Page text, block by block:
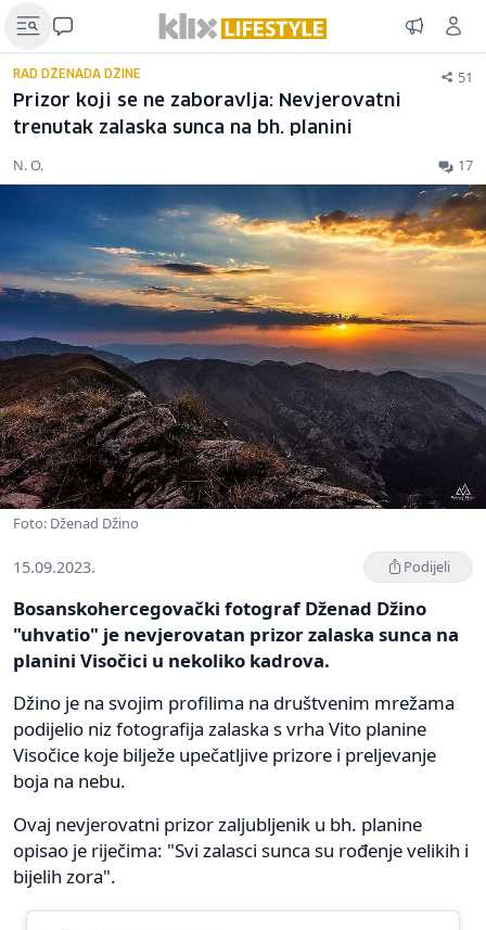
RAD DŽENADA DŽINE 51
Prizor koji se ne zaboravlja: Nevjerovatni
trenutak zalaska sunca na bh. planini
N. O. 17
Foto: Dženad Džino
15.09.2023. Podijeli
Bosanskohercegovački fotograf Dženad Džino
"uhvatio" je nevjerovatan prizor zalaska sunca na
planini Visočici u nekoliko kadrova.
Džino je na svojim profilima na društvenim mrežama
podijelio niz fotografija zalaska s vrha Vito planine
Visočice koje bilježe upečatljive prizore i preljevanje
boja na nebu.
Ovaj nevjerovatni prizor zaljubljenik u bh. planine
opisao je riječima: "Svi zalasci sunca su rođenje velikih i
bijelih zora".